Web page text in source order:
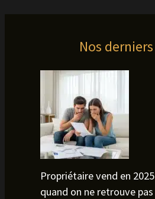
Nos
Propriétaire vend en
quand on ne retrouve